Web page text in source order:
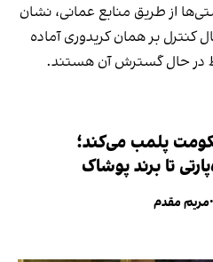
از طریق منابع عمانی، نشان
کنترل بر همان کریدوری آماده
در حال گسترش آن هستند.
پلمب می‌کند؛
تا برند پوشاک
•مریم مقدم